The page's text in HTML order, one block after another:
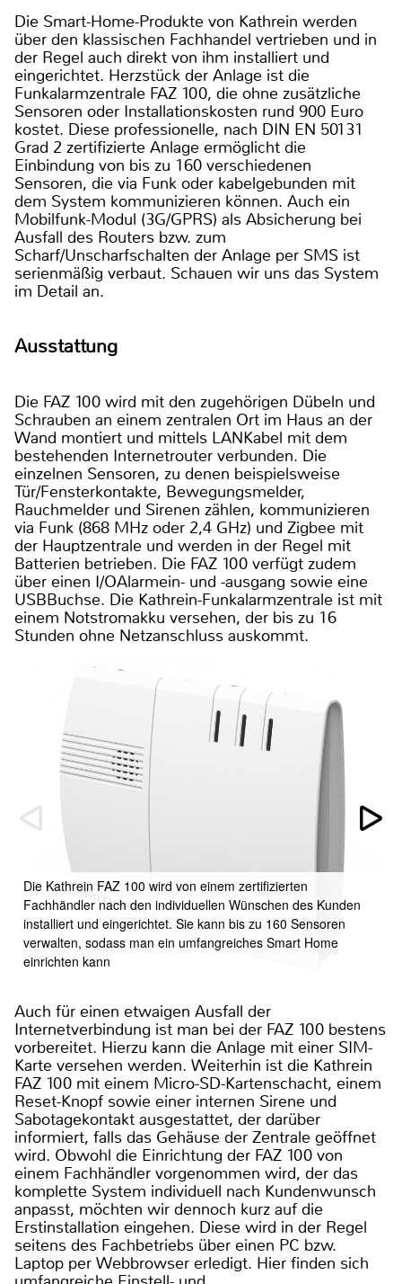
Die Smart-Home-Produkte von Kathrein werden
über den klassischen Fachhandel vertrieben und in
der Regel auch direkt von ihm installiert und
eingerichtet. Herzstück der Anlage ist die
Funkalarmzentrale FAZ 100, die ohne zusätzliche
Sensoren oder Installationskosten rund 900 Euro
kostet. Diese professionelle, nach DIN EN 50131
Grad 2 zertifizierte Anlage ermöglicht die
Einbindung von bis zu 160 verschiedenen
Sensoren, die via Funk oder kabelgebunden mit
dem System kommunizieren können. Auch ein
Mobilfunk-Modul (3G/GPRS) als Absicherung bei
Ausfall des Routers bzw. zum
Scharf/Unscharfschalten der Anlage per SMS ist
serienmäßig verbaut. Schauen wir uns das System
im Detail an.
Ausstattung
Die FAZ 100 wird mit den zugehörigen Dübeln und
Schrauben an einem zentralen Ort im Haus an der
Wand montiert und mittels LANKabel mit dem
bestehenden Internetrouter verbunden. Die
einzelnen Sensoren, zu denen beispielsweise
Tür/Fensterkontakte, Bewegungsmelder,
Rauchmelder und Sirenen zählen, kommunizieren
via Funk (868 MHz oder 2,4 GHz) und Zigbee mit
der Hauptzentrale und werden in der Regel mit
Batterien betrieben. Die FAZ 100 verfügt zudem
über einen I/OAlarmein- und -ausgang sowie eine
USBBuchse. Die Kathrein-Funkalarmzentrale ist mit
einem Notstromakku versehen, der bis zu 16
Stunden ohne Netzanschluss auskommt.
Die Kathrein FAZ 100 wird von einem zertifizierten
Fachhändler nach den individuellen Wünschen des Kunden
installiert und eingerichtet. Sie kann bis zu 160 Sensoren
verwalten, sodass man ein umfangreiches Smart Home
einrichten kann
Auch für einen etwaigen Ausfall der
Internetverbindung ist man bei der FAZ 100 bestens
vorbereitet. Hierzu kann die Anlage mit einer SIM-
Karte versehen werden. Weiterhin ist die Kathrein
FAZ 100 mit einem Micro-SD-Kartenschacht, einem
Reset-Knopf sowie einer internen Sirene und
Sabotagekontakt ausgestattet, der darüber
informiert, falls das Gehäuse der Zentrale geöffnet
wird. Obwohl die Einrichtung der FAZ 100 von
einem Fachhändler vorgenommen wird, der das
komplette System individuell nach Kundenwunsch
anpasst, möchten wir dennoch kurz auf die
Erstinstallation eingehen. Diese wird in der Regel
seitens des Fachbetriebs über einen PC bzw.
Laptop per Webbrowser erledigt. Hier finden sich